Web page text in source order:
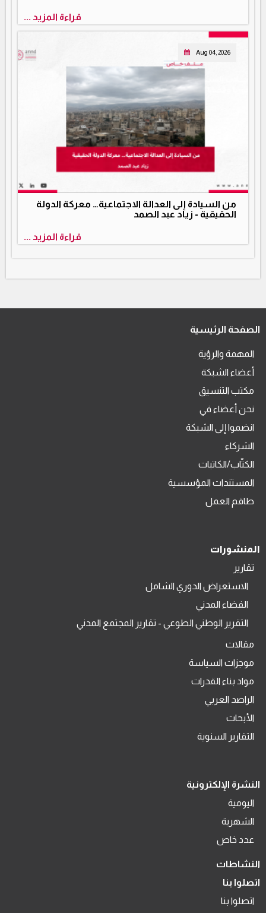
قراءة المزيد ...
Aug 04, 2026
من السيادة إلى العدالة الاجتماعية… معركة الدولة
الحقيقية - زياد عبد الصمد
قراءة المزيد ...
الصفحة الرئيسية
المهمة والرؤية
أعضاء الشبكة
مكتب التنسيق
نحن أعضاء في
انضموا إلى الشبكة
الشركاء
الكتّاب/الكاتبات
المستندات المؤسسية
طاقم العمل
المنشورات
تقارير
الاستعراض الدوري الشامل
الفضاء المدني
التقرير الوطني الطوعي - تقارير المجتمع المدني
مقالات
موجزات السياسة
مواد بناء القدرات
الراصد العربي
الأبحاث
التقارير السنوية
النشرة الإلكترونية
اليومية
الشهرية
عدد خاص
النشاطات
اتصلوا بنا
اتصلوا بنا